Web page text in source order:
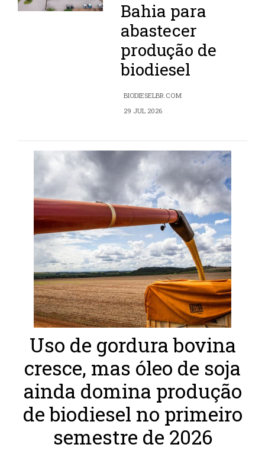
Bahia para
abastecer
produção de
biodiesel
BIODIESELBR.COM
29 JUL 2026
Uso de gordura bovina
cresce, mas óleo de soja
ainda domina produção
de biodiesel no primeiro
semestre de 2026